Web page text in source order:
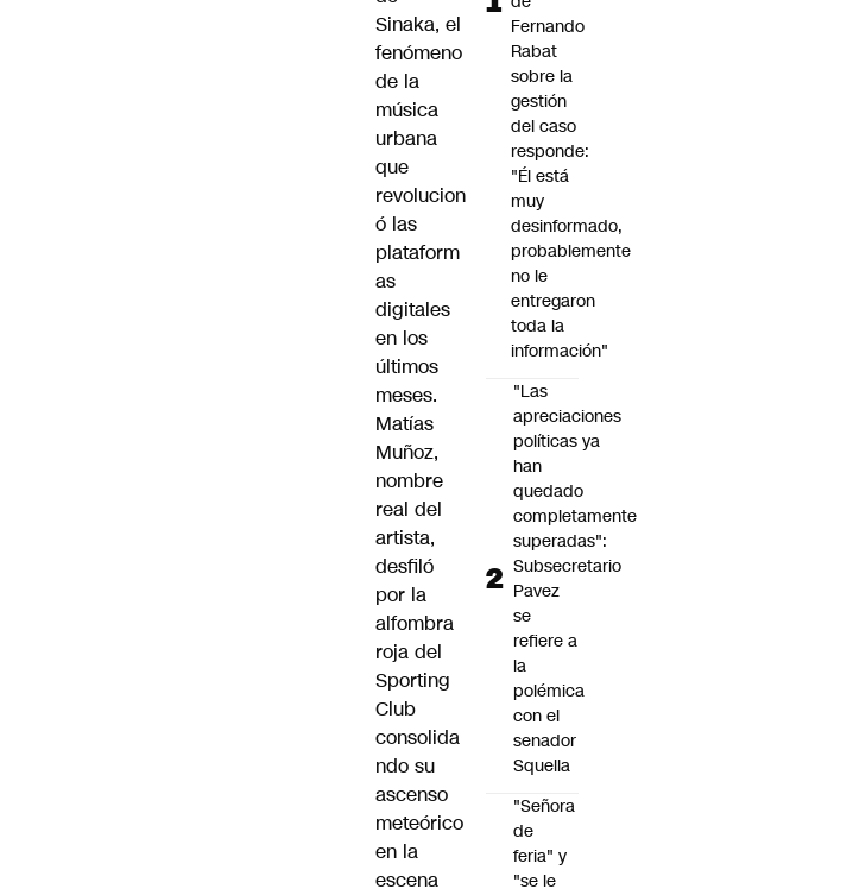
Sinaka, el
fenómeno
de la
música
urbana
que
revolucion
ó las
plataform
as
digitales
en los
últimos
meses.
Matías
Muñoz,
nombre
real del
artista,
desfiló
por la
alfombra
roja del
Sporting
Club
consolida
ndo su
ascenso
meteórico
en la
escena
Fernando
Rabat
sobre la
gestión
del caso
responde:
"Él está
muy
desinformado,
probablemente
no le
entregaron
toda la
información"
"Las
apreciaciones
políticas ya
han
quedado
completamente
superadas":
Subsecretario
Pavez
se
refiere a
la
polémica
con el
senador
Squella
"Señora
de
feria" y
"se le